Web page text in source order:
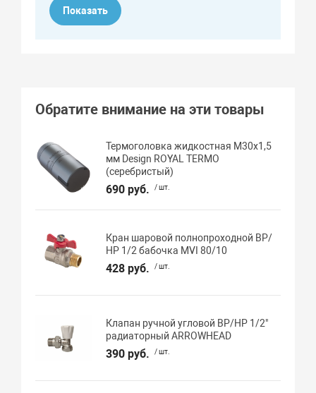
Показать
Обратите внимание на эти товары
Термоголовка жидкостная М30х1,5
мм Design ROYAL TERMO
(серебристый)
690 руб. / шт.
Кран шаровой полнопроходной ВР/
НР 1/2 бабочка MVI 80/10
428 руб. / шт.
Клапан ручной угловой ВР/НР 1/2"
радиаторный ARROWHEAD
390 руб. / шт.